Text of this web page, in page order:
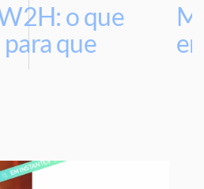
o que
para que
e por
empresa